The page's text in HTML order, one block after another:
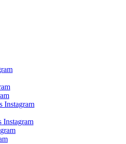
Instagram
Instagram